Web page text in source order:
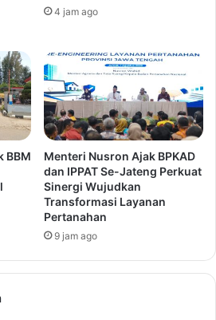
4 jam ago
BBM
Menteri Nusron Ajak BPKAD
dan IPPAT Se-Jateng Perkuat
Sinergi Wujudkan
Transformasi Layanan
Pertanahan
9 jam ago